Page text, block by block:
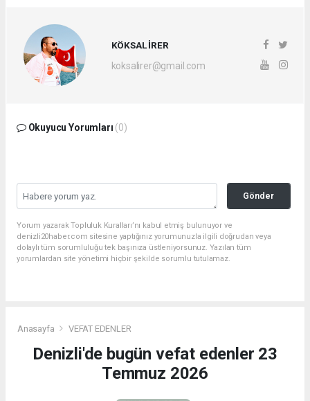
KÖKSAL İRER
koksalirer@gmail.com
Okuyucu Yorumları (0)
Gönder
Yorum yazarak Topluluk Kuralları’nı kabul etmiş bulunuyor ve
denizli20haber.com sitesine yaptığınız yorumunuzla ilgili doğrudan veya
dolaylı tüm sorumluluğu tek başınıza üstleniyorsunuz. Yazılan tüm
yorumlardan site yönetimi hiçbir şekilde sorumlu tutulamaz.
Anasayfa VEFAT EDENLER
Denizli'de bugün vefat edenler 23
Temmuz 2026